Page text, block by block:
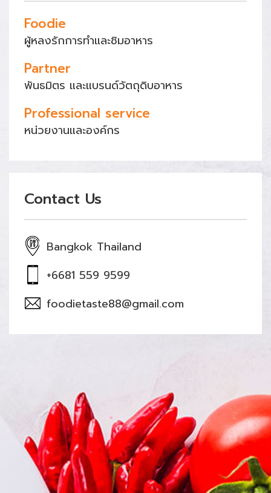
Foodie
ผู้หลงรักการทำและชิมอาหาร
Partner
พันธมิตร และแบรนด์วัตถุดิบอาหาร
Professional service
หน่วยงานและองค์กร
Contact Us
Bangkok Thailand
+6681 559 9599
foodietaste88@gmail.com